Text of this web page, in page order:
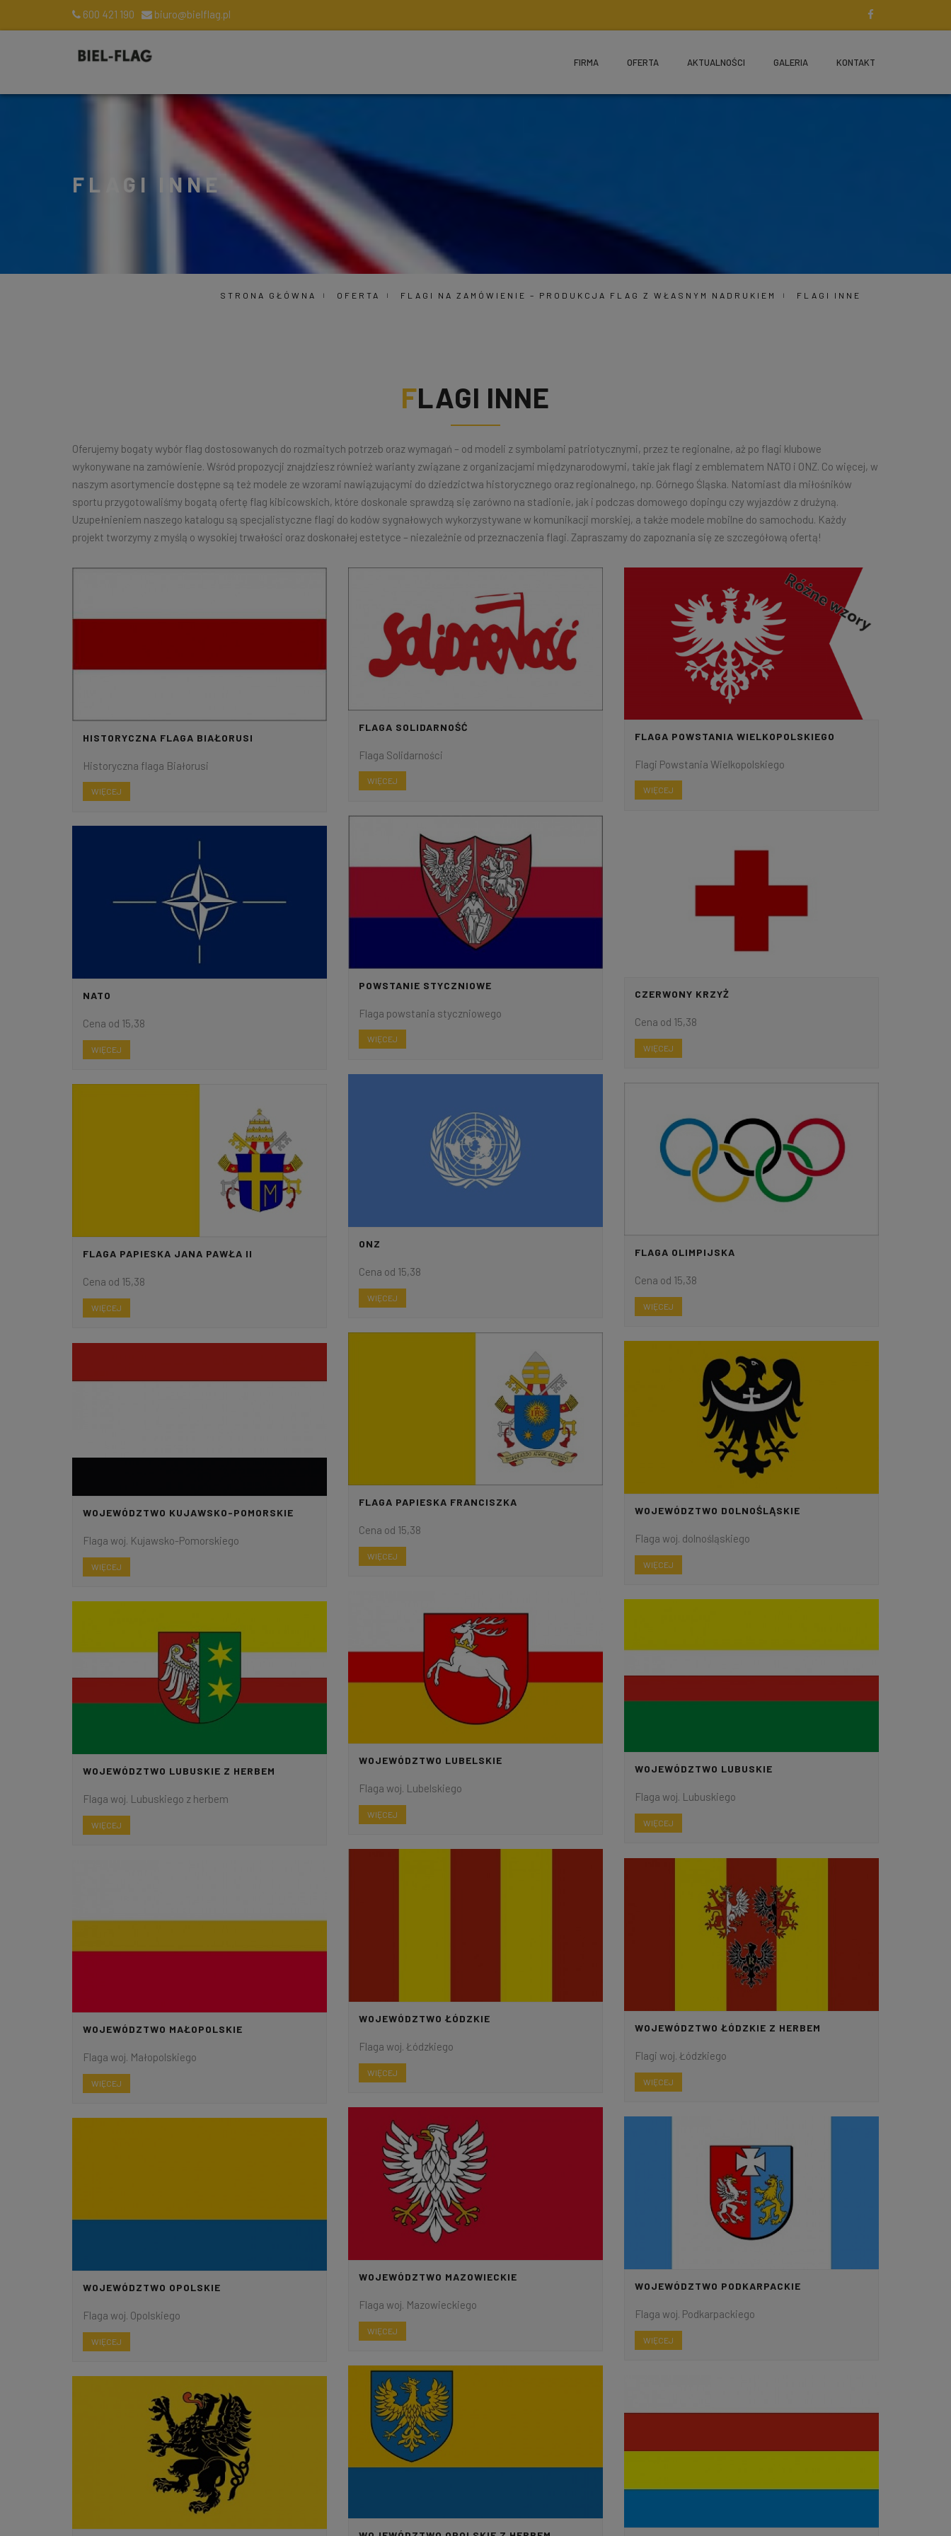
600 421 190 biuro@bielflag.pl
FIRMA OFERTA AKTUALNOŚCI GALERIA KONTAKT
FLAGI INNE
STRONA GŁÓWNA OFERTA FLAGI NA ZAMÓWIENIE – PRODUKCJA FLAG Z WŁASNYM NADRUKIEM FLAGI INNE
FLAGI INNE
Oferujemy bogaty wybór flag dostosowanych do rozmaitych potrzeb oraz wymagań – od modeli z symbolami patriotycznymi, przez te regionalne, aż po flagi klubowe
wykonywane na zamówienie. Wśród propozycji znajdziesz również warianty związane z organizacjami międzynarodowymi, takie jak flagi z emblematem NATO i ONZ. Co więcej, w
naszym asortymencie dostępne są też modele ze wzorami nawiązującymi do dziedzictwa historycznego oraz regionalnego, np. Górnego Śląska. Natomiast dla miłośników
sportu przygotowaliśmy bogatą ofertę flag kibicowskich, które doskonale sprawdzą się zarówno na stadionie, jak i podczas domowego dopingu czy wyjazdów z drużyną.
Uzupełnieniem naszego katalogu są specjalistyczne flagi do kodów sygnałowych wykorzystywane w komunikacji morskiej, a także modele mobilne do samochodu. Każdy
projekt tworzymy z myślą o wysokiej trwałości oraz doskonałej estetyce – niezależnie od przeznaczenia flagi. Zapraszamy do zapoznania się ze szczegółową ofertą!
HISTORYCZNA FLAGA BIAŁORUSI
Historyczna flaga Białorusi
WIĘCEJ
FLAGA SOLIDARNOŚĆ
Flaga Solidarności
WIĘCEJ
FLAGA POWSTANIA WIELKOPOLSKIEGO
Flagi Powstania Wielkopolskiego
WIĘCEJ
POWSTANIE STYCZNIOWE
Flaga powstania styczniowego
WIĘCEJ
CZERWONY KRZYŻ
Cena od 15,38
WIĘCEJ
NATO
Cena od 15,38
WIĘCEJ
ONZ
Cena od 15,38
WIĘCEJ
FLAGA OLIMPIJSKA
Cena od 15,38
WIĘCEJ
FLAGA PAPIESKA JANA PAWŁA II
Cena od 15,38
WIĘCEJ
FLAGA PAPIESKA FRANCISZKA
Cena od 15,38
WIĘCEJ
WOJEWÓDZTWO DOLNOŚLĄSKIE
Flaga woj. dolnośląskiego
WIĘCEJ
WOJEWÓDZTWO KUJAWSKO-POMORSKIE
Flaga woj. Kujawsko-Pomorskiego
WIĘCEJ
WOJEWÓDZTWO LUBELSKIE
Flaga woj. Lubelskiego
WIĘCEJ
WOJEWÓDZTWO LUBUSKIE
Flaga woj. Lubuskiego
WIĘCEJ
WOJEWÓDZTWO LUBUSKIE Z HERBEM
Flaga woj. Lubuskiego z herbem
WIĘCEJ
WOJEWÓDZTWO ŁÓDZKIE
Flaga woj. Łódzkiego
WIĘCEJ
WOJEWÓDZTWO ŁÓDZKIE Z HERBEM
Flagi woj. Łódzkiego
WIĘCEJ
WOJEWÓDZTWO MAŁOPOLSKIE
Flaga woj. Małopolskiego
WIĘCEJ
WOJEWÓDZTWO MAZOWIECKIE
Flaga woj. Mazowieckiego
WIĘCEJ
WOJEWÓDZTWO PODKARPACKIE
Flaga woj. Podkarpackiego
WIĘCEJ
WOJEWÓDZTWO OPOLSKIE
Flaga woj. Opolskiego
WIĘCEJ